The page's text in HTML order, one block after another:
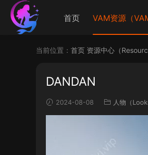
首页 VAM资源（
当前位置： 首页 资源中心（
DANDAN
2024-08-08 人物（